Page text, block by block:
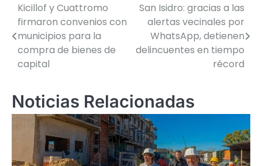
Navegación
de
entradas
Kicillof y Cuattromo
firmaron convenios con
municipios para la
compra de bienes de
capital
San Isidro: gracias a las
alertas vecinales por
WhatsApp, detienen
delincuentes en tiempo
récord
Noticias Relacionadas